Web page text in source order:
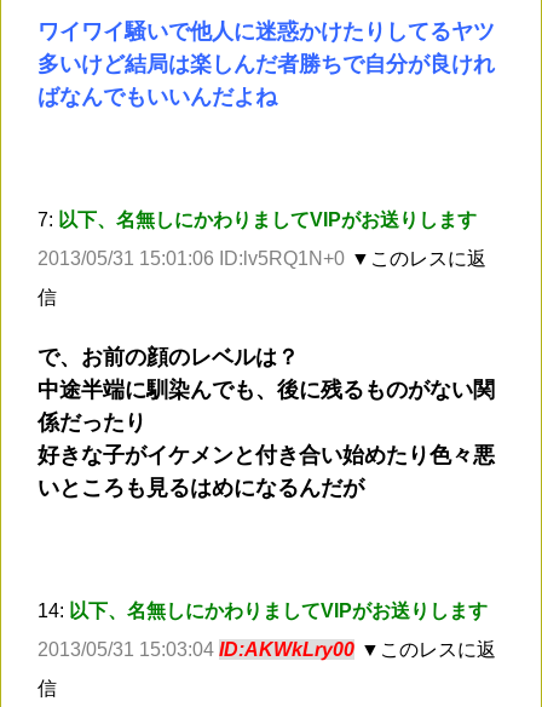
ワイワイ騒いで他人に迷惑かけたりしてるヤツ
多いけど結局は楽しんだ者勝ちで自分が良けれ
ばなんでもいいんだよね
7: 以下、名無しにかわりましてVIPがお送りします
2013/05/31 15:01:06 ID:lv5RQ1N+0 ▼このレスに返
信
で、お前の顔のレベルは？
中途半端に馴染んでも、後に残るものがない関
係だったり
好きな子がイケメンと付き合い始めたり色々悪
いところも見るはめになるんだが
14: 以下、名無しにかわりましてVIPがお送りします
2013/05/31 15:03:04 ID:AKWkLry00 ▼このレスに返
信